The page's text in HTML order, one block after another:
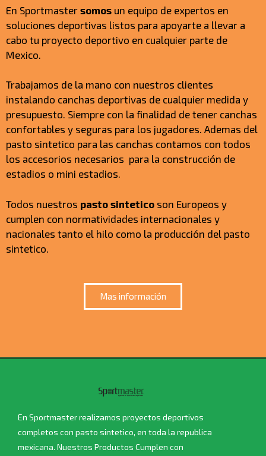
En Sportmaster somos un equipo de expertos en
soluciones deportivas listos para apoyarte a llevar a
cabo tu proyecto deportivo en cualquier parte de
Mexico.
Trabajamos de la mano con nuestros clientes
instalando canchas deportivas de cualquier medida y
presupuesto. Siempre con la finalidad de tener canchas
confortables y seguras para los jugadores. Ademas del
pasto sintetico para las canchas contamos con todos
los accesorios necesarios para la construcción de
estadios o mini estadios.
Todos nuestros pasto sintetico son Europeos y
cumplen con normatividades internacionales y
nacionales tanto el hilo como la producción del pasto
sintetico.
Mas información
En Sportmaster realizamos proyectos deportivos
completos con pasto sintetico, en toda la republica
mexicana. Nuestros Productos Cumplen con